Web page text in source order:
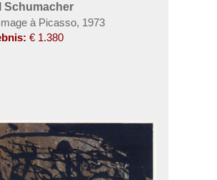
Schumacher
à Picasso, 1973
€ 1.380